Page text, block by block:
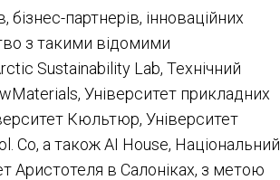
партнерів, інноваційних
з такими відомими
Sustainability Lab, Технічний
Університет прикладних
Кюльтюр, Університет
Co, а також AI House, Національний
Аристотеля в Салоніках, з метою